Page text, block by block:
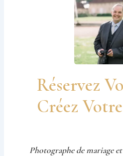
Réservez
Créez
Photographe de mariage